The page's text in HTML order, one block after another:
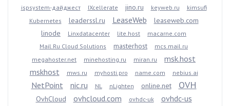
ispsystem-дайджест IXcellerate jino.ru keyweb.ru
kimsufi
Kubernetes
leaderssl.ru LeaseWeb
leaseweb.com
linode
Linxdatacenter lite.host
macarne.com
Mail.Ru Cloud Solutions
masterhost
mcs.mail.ru
megahoster.net
minehosting.ru miran.ru
msk.host
mskhost
mws.ru myhosti.pro name.com nebius.ai
NetPoint nic.ru NL nLighten online.net OVH
OvhCloud ovhcloud.com ovhdc-uk ovhdc-us